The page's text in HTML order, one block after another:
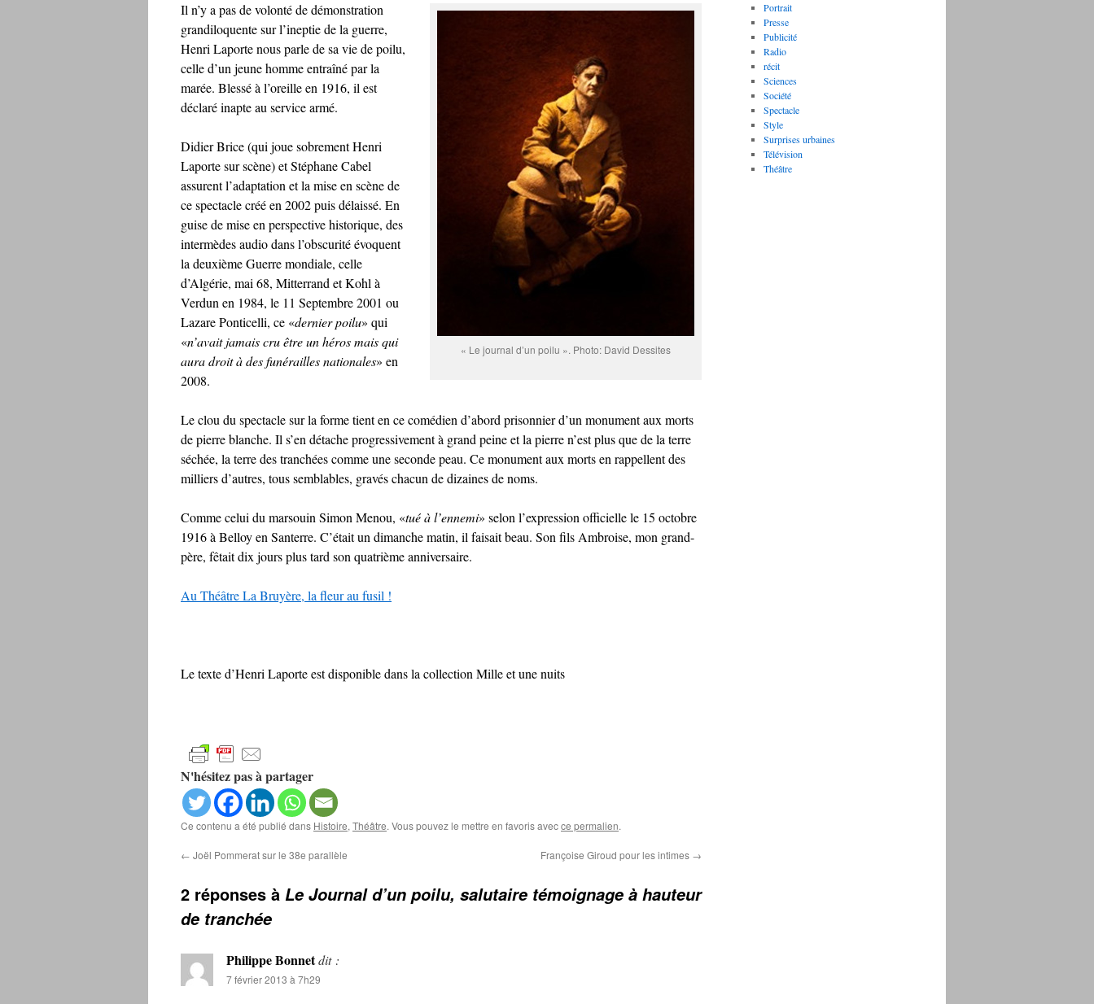
« Le journal d’un poilu ». Photo: David Dessites
Il n’y a pas de volonté de démonstration
grandiloquente sur l’ineptie de la guerre,
Henri Laporte nous parle de sa vie de poilu,
celle d’un jeune homme entraîné par la
marée. Blessé à l’oreille en 1916, il est
déclaré inapte au service armé.
Didier Brice (qui joue sobrement Henri
Laporte sur scène) et Stéphane Cabel
assurent l’adaptation et la mise en scène de
ce spectacle créé en 2002 puis délaissé. En
guise de mise en perspective historique, des
intermèdes audio dans l’obscurité évoquent
la deuxième Guerre mondiale, celle
d’Algérie, mai 68, Mitterrand et Kohl à
Verdun en 1984, le 11 Septembre 2001 ou
Lazare Ponticelli, ce «dernier poilu» qui
«n’avait jamais cru être un héros mais qui
aura droit à des funérailles nationales» en
2008.
Le clou du spectacle sur la forme tient en ce comédien d’abord prisonnier d’un monument aux morts
de pierre blanche. Il s’en détache progressivement à grand peine et la pierre n’est plus que de la terre
séchée, la terre des tranchées comme une seconde peau. Ce monument aux morts en rappellent des
milliers d’autres, tous semblables, gravés chacun de dizaines de noms.
Comme celui du marsouin Simon Menou, «tué à l’ennemi» selon l’expression officielle le 15 octobre
1916 à Belloy en Santerre. C’était un dimanche matin, il faisait beau. Son fils Ambroise, mon grand-
père, fêtait dix jours plus tard son quatrième anniversaire.
Au Théâtre La Bruyère, la fleur au fusil !
Le texte d’Henri Laporte est disponible dans la collection Mille et une nuits
N'hésitez pas à partager
Ce contenu a été publié dans Histoire, Théâtre. Vous pouvez le mettre en favoris avecce permalien.
← Joël Pommerat sur le 38e parallèle Françoise Giroud pour les intimes →
2 réponses à Le Journal d’un poilu, salutaire témoignage à hauteur
de tranchée
Philippe Bonnetdit :
7 février 2013 à 7h29
Portrait
Presse
Publicité
Radio
récit
Sciences
Société
Spectacle
Style
Surprises urbaines
Télévision
Théâtre